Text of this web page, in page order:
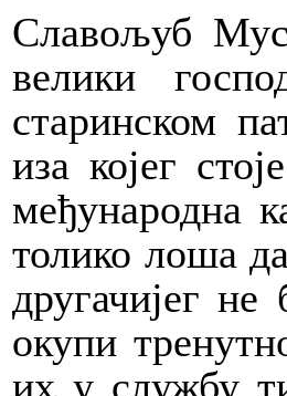
Славољуб
велики
старинском
иза којег
међународна
толико лоша
другачијег
окупи
их у службу